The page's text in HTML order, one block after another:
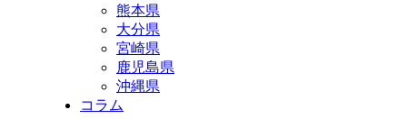
熊本県
大分県
宮崎県
鹿児島県
沖縄県
コラム